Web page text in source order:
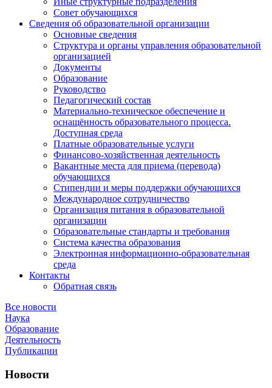
Совет обучающихся
Сведения об образовательной организации
Основные сведения
Структура и органы управления образовательной
организацией
Документы
Образование
Руководство
Педагогический состав
Материально-техническое обеспечение и
оснащённость образовательного процесса.
Доступная среда
Платные образовательные услуги
Финансово-хозяйственная деятельность
Вакантные места для приема (перевода)
обучающихся
Стипендии и меры поддержки обучающихся
Международное сотрудничество
Организация питания в образовательной
организации
Образовательные стандарты и требования
Система качества образования
Электронная информационно-образовательная
среда
Контакты
Обратная связь
Все новости
Наука
Образование
Деятельность
Публикации
Новости